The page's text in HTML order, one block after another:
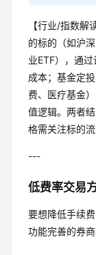
【行业/指数解
的标的（如沪
业ETF），通
成本；基金定
费、医疗基金
值逻辑。两者
格需关注标的
---
低费率交易
要想降低手续
功能完善的券